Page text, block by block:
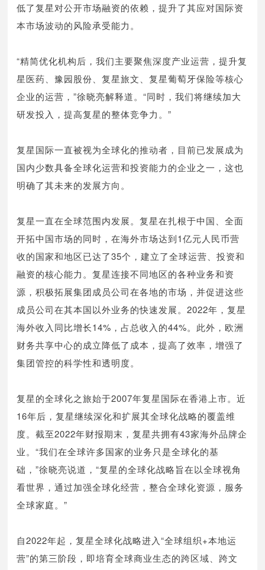
低了复星对公开市场融资的依赖，提升了其应对国际资
本市场波动的风险承受能力。
“精简优化机构后，我们主要聚焦深度产业运营，提升复
星医药、豫园股份、复星旅文、复星葡萄牙保险等核心
企业的运营，”徐晓亮解释道。“同时，我们将继续加大
研发投入，提高复星的整体竞争力。”
复星国际一直被视为全球化的推动者，目前已发展成为
国内少数具备全球化运营和投资能力的企业之一，这也
明确了其未来的发展方向。
复星一直在全球范围内发展。复星在扎根于中国、全面
开拓中国市场的同时，在海外市场达到1亿元人民币营
收的国家和地区已达了35个，建立了全球运营、投资和
融资的核心能力。复星连接不同地区的各种业务和资
源，积极拓展集团成员公司在各地的市场，并促进这些
成员公司在其本国以外业务的快速发展。2022年，复星
海外收入同比增长14%，占总收入的44%。此外，欧洲
财务共享中心的成立降低了成本，提高了效率，增强了
集团管控的科学性和透明度。
复星的全球化之旅始于2007年复星国际在香港上市。近
16年后，复星继续深化和扩展其全球化战略的覆盖维
度。截至2022年财报期末，复星共拥有43家海外品牌企
业。“我们在全球许多国家的业务只是全球化的基
础，”徐晓亮说道，“复星的全球化战略旨在以全球视角
看世界，通过加强全球化经营，整合全球化资源，服务
全球家庭。”
自2022年起，复星全球化战略进入“全球组织+本地运
营”的第三阶段，即培育全球商业生态的跨区域、跨文